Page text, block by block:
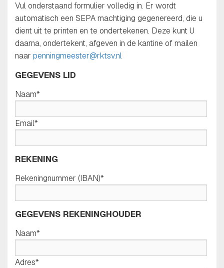
Vul onderstaand formulier volledig in. Er wordt
automatisch een SEPA machtiging gegenereerd, die u
dient uit te printen en te ondertekenen. Deze kunt U
daarna, ondertekent, afgeven in de kantine of mailen
naar penningmeester@rktsv.nl
GEGEVENS LID
Naam*
Email*
REKENING
Rekeningnummer (IBAN)*
GEGEVENS REKENINGHOUDER
Naam*
Adres*